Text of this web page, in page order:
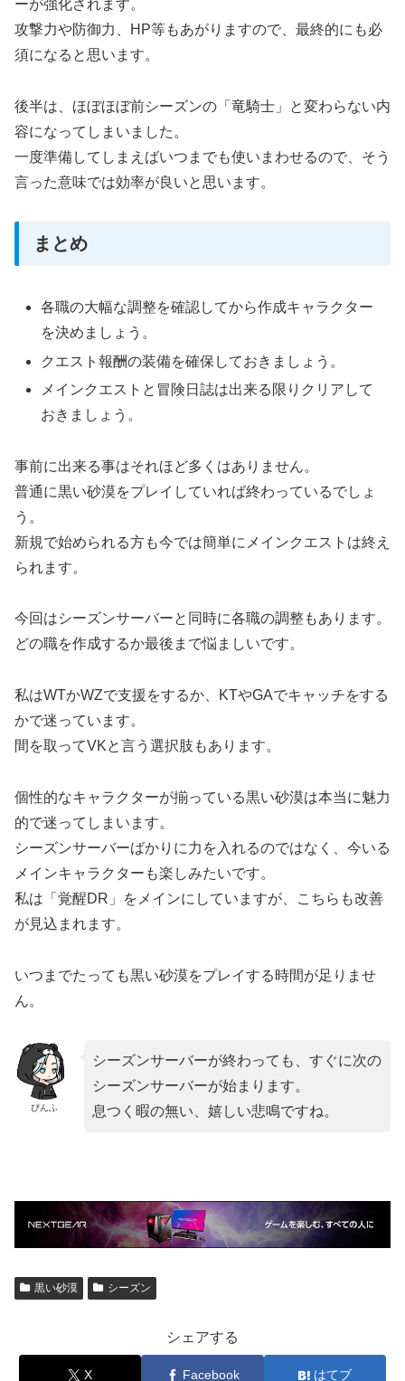
ーが強化されます。
攻撃力や防御力、HP等もあがりますので、最終的にも必
須になると思います。
後半は、ほぼほぼ前シーズンの「竜騎士」と変わらない内
容になってしまいました。
一度準備してしまえばいつまでも使いまわせるので、そう
言った意味では効率が良いと思います。
まとめ
各職の大幅な調整を確認してから作成キャラクター
を決めましょう。
クエスト報酬の装備を確保しておきましょう。
メインクエストと冒険日誌は出来る限りクリアして
おきましょう。
事前に出来る事はそれほど多くはありません。
普通に黒い砂漠をプレイしていれば終わっているでしょ
う。
新規で始められる方も今では簡単にメインクエストは終え
られます。
今回はシーズンサーバーと同時に各職の調整もあります。
どの職を作成するか最後まで悩ましいです。
私はWTかWZで支援をするか、KTやGAでキャッチをする
かで迷っています。
間を取ってVKと言う選択肢もあります。
個性的なキャラクターが揃っている黒い砂漠は本当に魅力
的で迷ってしまいます。
シーズンサーバーばかりに力を入れるのではなく、今いる
メインキャラクターも楽しみたいです。
私は「覚醒DR」をメインにしていますが、こちらも改善
が見込まれます。
いつまでたっても黒い砂漠をプレイする時間が足りませ
ん。
ぴんふ
シーズンサーバーが終わっても、すぐに次の
シーズンサーバーが始まります。
息つく暇の無い、嬉しい悲鳴ですね。
黒い砂漠 シーズン
シェアする
X Facebook はてブ